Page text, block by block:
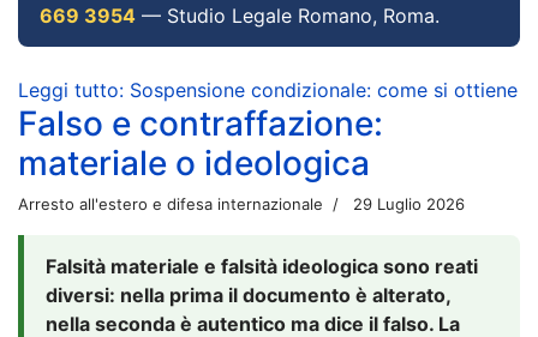
669 3954 — Studio Legale Romano, Roma.
Leggi tutto: Sospensione condizionale: come si ottiene
Falso e contraffazione:
materiale o ideologica
Arresto all'estero e difesa internazionale 29 Luglio 2026
Falsità materiale e falsità ideologica sono reati
diversi: nella prima il documento è alterato,
nella seconda è autentico ma dice il falso. La